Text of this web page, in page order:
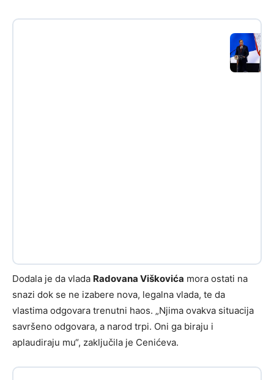
Dodala je da vlada Radovana Viškovića mora ostati na
snazi dok se ne izabere nova, legalna vlada, te da
vlastima odgovara trenutni haos. „Njima ovakva situacija
savršeno odgovara, a narod trpi. Oni ga biraju i
aplaudiraju mu“, zaključila je Cenićeva.